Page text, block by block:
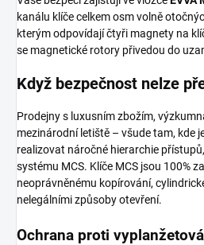
kanálu klíče celkem osm volně
kterým odpovídají čtyři magnety na
se magnetické rotory přivedou do
Když bezpečnost nelze
Prodejny s luxusním zbožím,
mezinárodní letiště – všude tam, kde
realizovat náročné hierarchie
systému MCS. Klíče MCS jsou 100%
neoprávněnému kopírování,
nelegálními způsoby otevření.
Ochrana proti